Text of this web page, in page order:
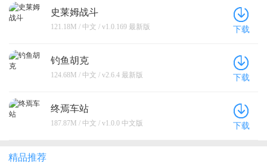
史莱姆战斗
121.18M / 中文 / v1.0.169 最新版 下载
钓鱼胡克
124.68M / 中文 / v2.6.4 最新版 下载
终焉车站
187.87M / 中文 / v1.0.0 中文版 下载
精品推荐